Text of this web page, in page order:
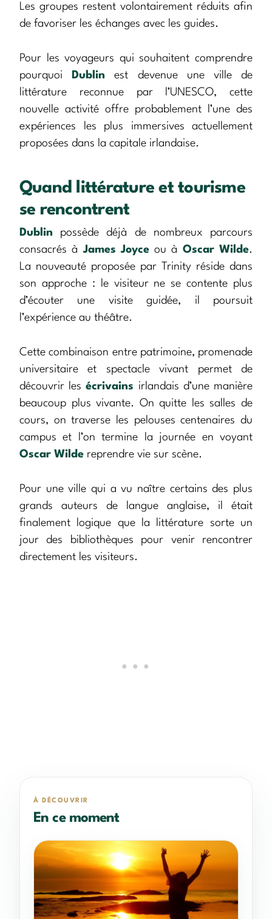
Les groupes restent volontairement réduits afin
de favoriser les échanges avec les guides.
Pour les voyageurs qui souhaitent comprendre
pourquoi
Dublin est devenue une ville de
littérature reconnue par l’UNESCO, cette
nouvelle activité offre probablement l’une des
expériences les plus immersives actuellement
proposées dans la capitale irlandaise.
Quand littérature et tourisme
se rencontrent
Dublin possède déjà de nombreux parcours
consacrés àJames Joyceou à Oscar Wilde.
La nouveauté proposée par Trinity réside dans
son approche : le visiteur ne se contente plus
d’écouter une visite guidée, il poursuit
l’expérience au théâtre.
Cette combinaison entre patrimoine, promenade
universitaire et spectacle vivant permet de
découvrir lesécrivains irlandais d’une manière
beaucoup plus vivante. On quitte les salles de
cours, on traverse les pelouses centenaires du
campus et l’on termine la journée en voyant
Oscar Wilde reprendre vie sur scène.
Pour une ville qui a vu naître certains des plus
grands auteurs de langue anglaise, il était
finalement logique que la littérature sorte un
jour des bibliothèques pour venir rencontrer
directement les visiteurs.
À DÉCOUVRIR
En ce moment